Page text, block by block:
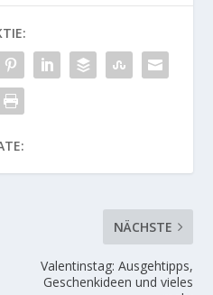
NÄCHSTE
Valentinstag: Ausgehtipps,
Geschenkideen und vieles